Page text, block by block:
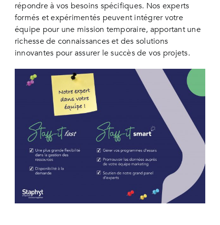
répondre à vos besoins spécifiques. Nos experts
formés et expérimentés peuvent intégrer votre
équipe pour une mission temporaire, apportant une
richesse de connaissances et des solutions
innovantes pour assurer le succès de vos projets.